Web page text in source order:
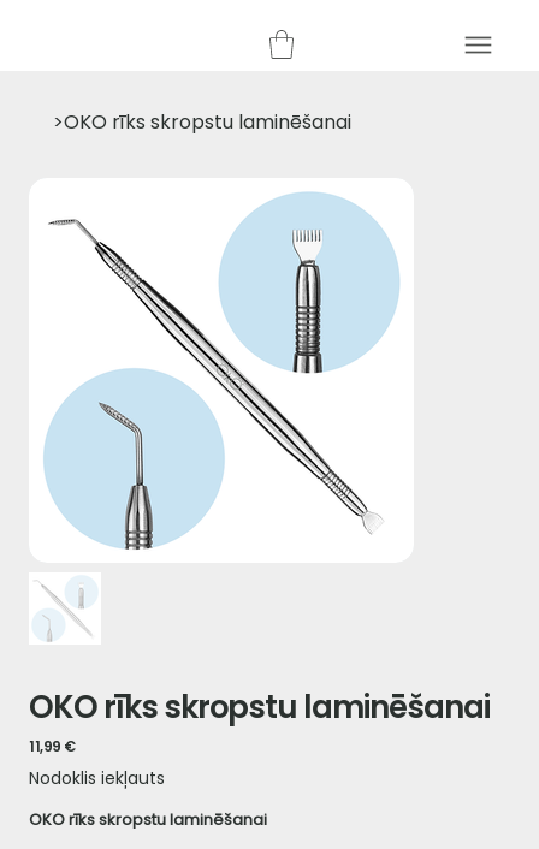
>OKO rīks skropstu laminēšanai
OKO rīks skropstu laminēšanai
Cena
11,99 €
Nodoklis iekļauts
OKO rīks skropstu laminēšanai